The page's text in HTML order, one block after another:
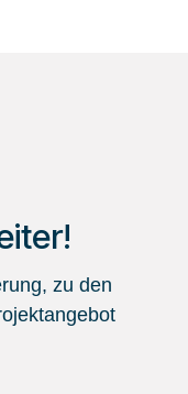
zu den